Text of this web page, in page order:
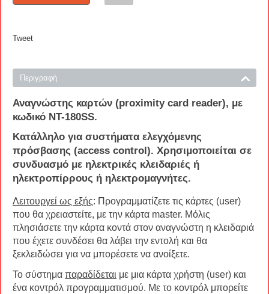
Tweet
Περιγραφή
Αναγνώστης καρτών (proximity card reader), με
κωδικό NT-180SS.
Κατάλληλο για συστήματα ελεγχόμενης
πρόσβασης (access control). Χρησιμοποιείται σε
συνδυασμό με ηλεκτρικές κλειδαριές ή
ηλεκτροπίρρους ή ηλεκτρομαγνήτες.
Λειτουργεί ως εξής: Προγραμματίζετε τις κάρτες (user)
που θα χρειαστείτε, με την κάρτα master. Μόλις
πλησιάσετε την κάρτα κοντά στον αναγνώστη η κλειδαριά
που έχετε συνδέσει θα λάβει την εντολή και θα
ξεκλειδώσει για να μπορέσετε να ανοίξετε.
Το σύστημα παραδίδεται με μια κάρτα χρήστη (user) και
ένα κοντρόλ προγραμματισμού. Με το κοντρόλ μπορείτε